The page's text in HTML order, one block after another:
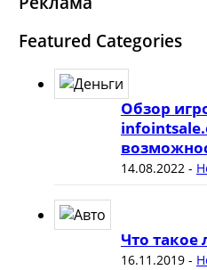
Featured Categories
Обзор
14.08.2022-
Что такое
16.11.2019-